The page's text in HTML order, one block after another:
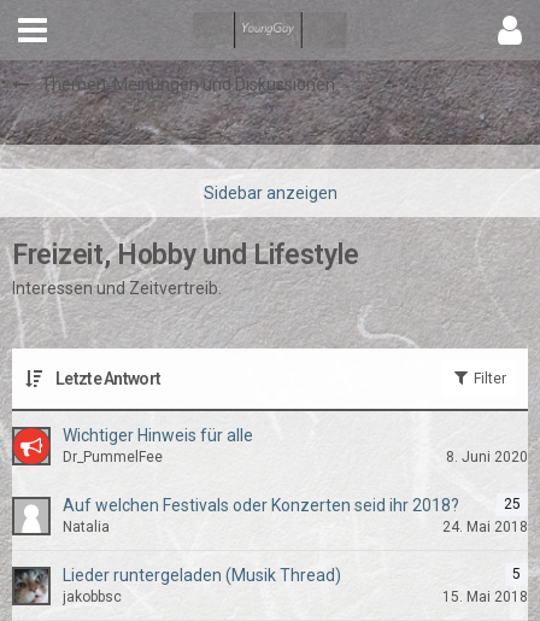
Themen, Meinungen und Diskussionen
Freizeit, Hobby und Lifestyle
Interessen und Zeitvertreib.
Letzte Antwort Filter
Wichtiger Hinweis für alle
Dr_PummelFee 8. Juni 2020
Auf welchen Festivals oder Konzerten seid ihr 2018?
25
Natalia
24. Mai 2018
Lieder runtergeladen (Musik Thread)
5
jakobbsc
15. Mai 2018